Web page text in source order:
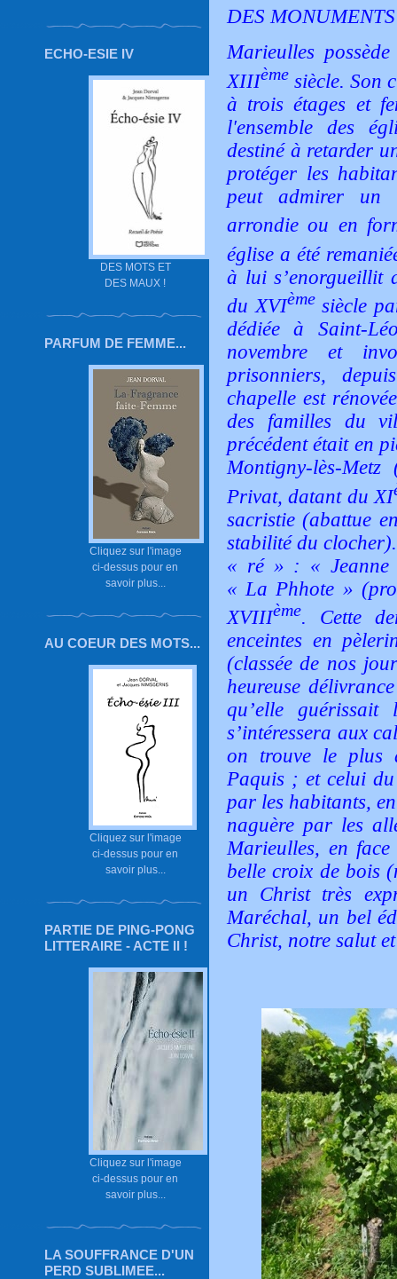
ECHO-ESIE IV
DES MOTS ET
DES MAUX !
PARFUM DE FEMME...
Cliquez sur l'image
ci-dessus pour en
savoir plus...
AU COEUR DES MOTS...
Cliquez sur l'image
ci-dessus pour en
savoir plus...
PARTIE DE PING-PONG
LITTERAIRE - ACTE II !
Cliquez sur l'image
ci-dessus pour en
savoir plus...
LA SOUFFRANCE D'UN
PERD SUBLIMEE...
DES
Marieulles
XIIIème siècle. Son
à trois étages et
l'ensemble des
destiné à retarder
protéger les
peut admirer un
arrondie ou en
église a été
à lui s’enorgueillit
du XVIèmesiècle
dédiée à Saint-
novembre et
prisonniers,
chapelle est
des familles du
précédent était en
Montigny-lès-Metz
Privat, datant du XI
sacristie (abattue
stabilité du
« ré » : «
« La Phhote »
XVIIIème. Cette
enceintes en
(classée de nos
heureuse
qu’elle
s’intéressera aux
on trouve le plus
Paquis ; et celui
par les habitants,
naguère par les
Marieulles, en
belle croix de bois
un Christ très
Maréchal, un bel
Christ, notre salut